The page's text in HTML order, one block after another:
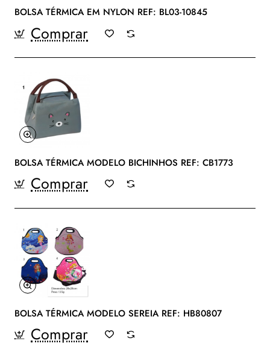
BOLSA TÉRMICA EM NYLON REF: BL03-10845
Comprar
BOLSA TÉRMICA MODELO BICHINHOS REF: CB1773
Comprar
BOLSA TÉRMICA MODELO SEREIA REF: HB80807
Comprar